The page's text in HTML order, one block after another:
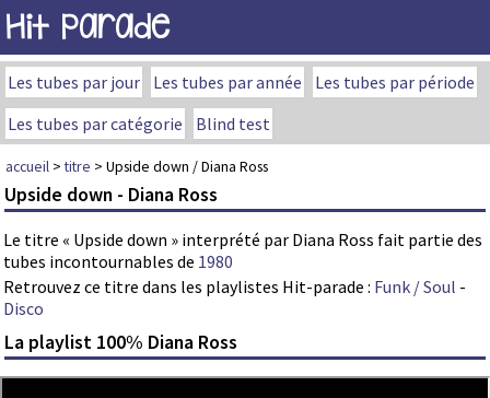
Hit Parade
Les tubes par jour Les tubes par année
Les tubes par période
Les tubes par catégorie
Blind test
accueil >titre > Upside down / Diana Ross
Upside down - Diana Ross
Le titre « Upside down » interprété par Diana Ross fait partie des
tubes incontournables de 1980
Retrouvez ce titre dans les playlistes Hit-parade : Funk / Soul -
Disco
La playlist 100% Diana Ross